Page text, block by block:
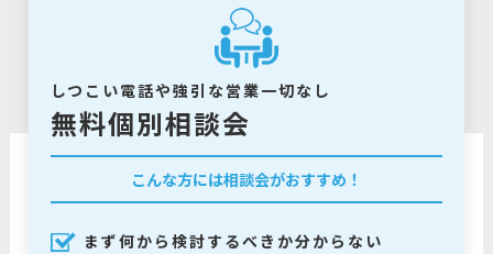
しつこい電話や強引な営業一切なし
無料個別相談会
こんな方には相談会がおすすめ！
まず何から検討するべきか分からない